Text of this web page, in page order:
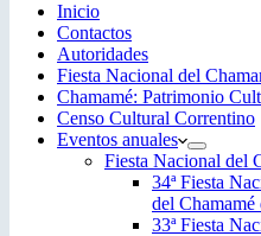
Inicio
Contactos
Autoridades
Fiesta Nacional del
Chamamé: Patrimonio
Censo Cultural Correntino
Eventos anuales
Fiesta Nacional del
34ª Fiesta
del
33ª Fiesta